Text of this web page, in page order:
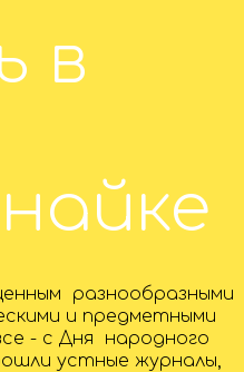
в
разнообразными
и предметными
- с Дня народного
устные журналы,